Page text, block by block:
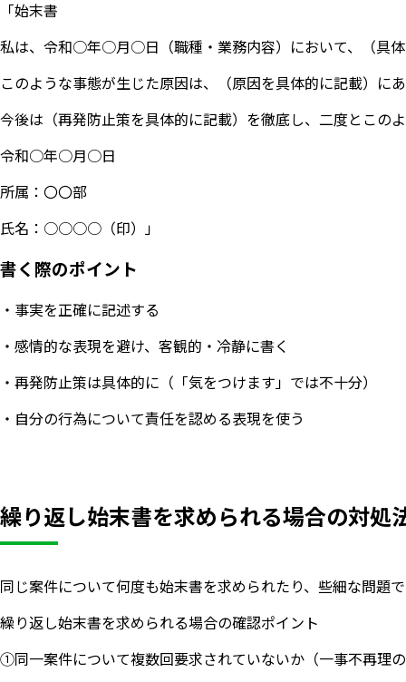
「始末書
私は、令和○年○月○日（職種・業務内容）において、（具体
このような事態が生じた原因は、（原因を具体的に記載）に
今後は（再発防止策を具体的に記載）を徹底し、二度とこの
令和○年○月○日
所属：〇〇部
氏名：○○○○（印）」
書く際のポイント
・事実を正確に記述する
・感情的な表現を避け、客観的・冷静に書く
・再発防止策は具体的に（「気をつけます」では不十分）
・自分の行為について責任を認める表現を使う
繰り返し始末書を求められる場合の対処
同じ案件について何度も始末書を求められたり、些細な問題
繰り返し始末書を求められる場合の確認ポイント
①同一案件について複数回要求されていないか（一事不再理